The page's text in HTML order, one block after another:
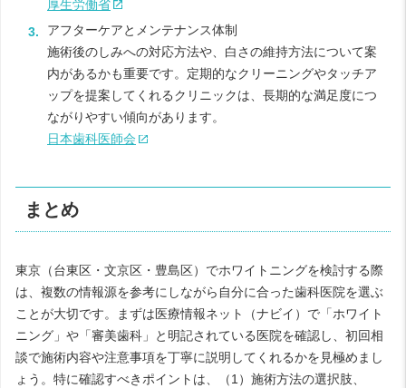
厚生労働省
アフターケアとメンテナンス体制
施術後のしみへの対応方法や、白さの維持方法について案
内があるかも重要です。定期的なクリーニングやタッチア
ップを提案してくれるクリニックは、長期的な満足度につ
ながりやすい傾向があります。
日本歯科医師会
まとめ
東京（台東区・文京区・豊島区）でホワイトニングを検討する際
は、複数の情報源を参考にしながら自分に合った歯科医院を選ぶ
ことが大切です。まずは医療情報ネット（ナビイ）で「ホワイト
ニング」や「審美歯科」と明記されている医院を確認し、初回相
談で施術内容や注意事項を丁寧に説明してくれるかを見極めまし
ょう。特に確認すべきポイントは、（1）施術方法の選択肢、